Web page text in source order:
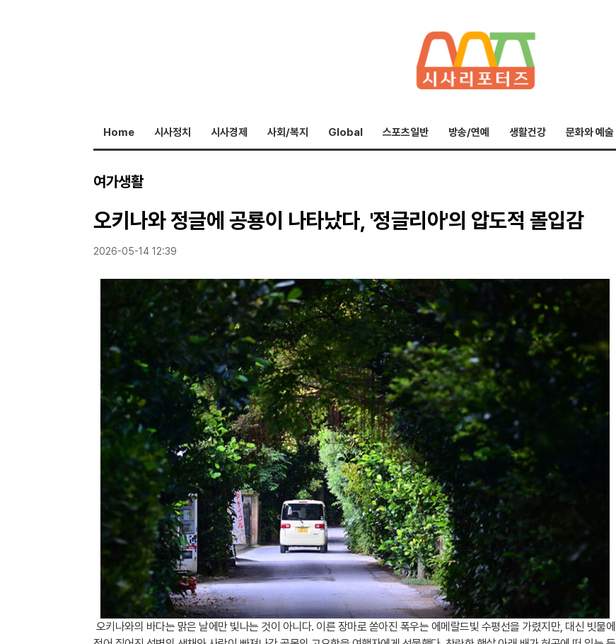
Home 시사정치 시사경제 사회/복지 Global 스포츠일반 방송/연예 생활건강 문화와 예술
여가생활
오키나와 정글에 공룡이 나타났다, '정글리아'의 압도적 몰입감
2026-05-14 12:39
오키나와의 바다는 맑은 날에만 빛나는 것이 아니다. 이른 장마로 쏟아진 폭우는 에메랄드빛 수평선을 가렸지만, 대신 빗물에